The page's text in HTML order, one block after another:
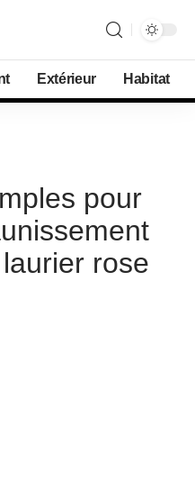
Extérieur Habitat
pour
rose